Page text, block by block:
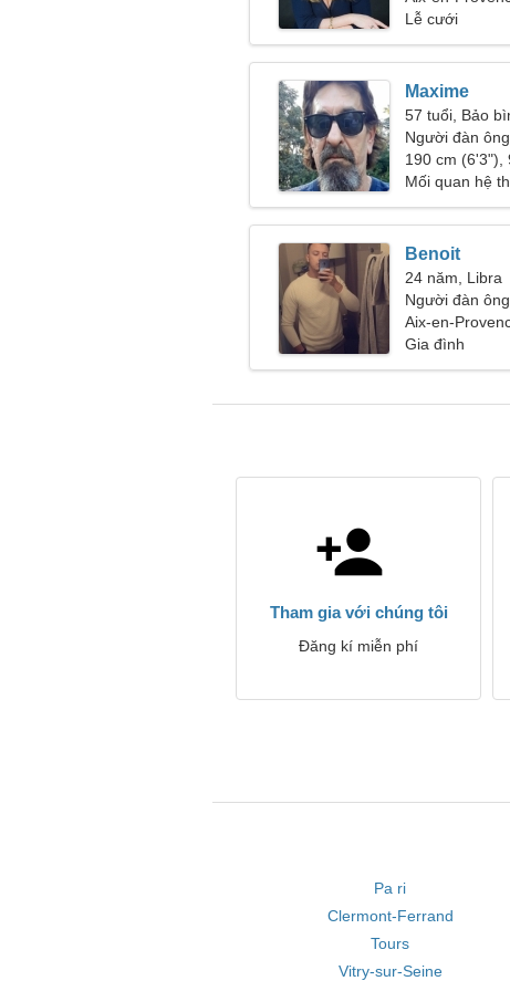
Lễ cưới
Maxime
57 tuổi, Bảo
Người đàn
190 cm (6'3"),
Mối quan hệ
Benoit
24 năm, Libra
Người đàn
26-29
Aix-en-
Gia đình
Tham gia với chúng tôi
Đăng kí miễn phí
Pa ri
Clermont-Ferrand
Tours
Vitry-sur-Seine